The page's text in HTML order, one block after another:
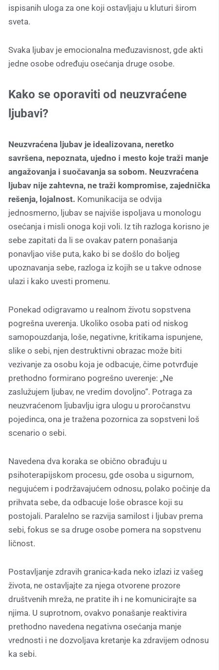
ispisanih uloga za one koji ostavljaju u kluturi širom
sveta.
Svaka ljubav je emocionalna međuzavisnost, gde akti
jedne osobe određuju osećanja druge osobe.
Kako se oporaviti od neuzvraćene
ljubavi?
Neuzvraćena ljubav je idealizovana, neretko
savršena, nepoznata, ujedno i mesto koje traži manje
angažovanja i suočavanja sa sobom. Neuzvraćena
ljubav nije zahtevna, ne traži kompromise, zajednička
rešenja, lojalnost. Komunikacija se odvija
jednosmerno, ljubav se najviše ispoljava u monologu
osećanja i misli onoga koji voli. Iz tih razloga korisno je
sebe zapitati da li se ovakav patern ponašanja
ponavljao više puta, kako bi se došlo do boljeg
upoznavanja sebe, razloga iz kojih se u takve odnose
ulazi i kako uvesti promenu.
Ponekad odigravamo u realnom životu sopstvena
pogrešna uverenja. Ukoliko osoba pati od niskog
samopouzdanja, loše, negativne, kritikama ispunjene,
slike o sebi, njen destruktivni obrazac može biti
vezivanje za osobu koja je odbacuje, čime potvrđuje
prethodno formirano pogrešno uverenje: „Ne
zaslužujem ljubav, ne vredim dovoljno“. Potraga za
neuzvraćenom ljubavlju igra ulogu u proročanstvu
pojedinca, ona je tražena pozornica za sopstveni loš
scenario o sebi.
Navedena dva koraka se obično obrađuju u
psihoterapijskom procesu, gde osoba u sigurnom,
negujućem i podržavajućem odnosu, polako počinje da
prihvata sebe, da odbacuje loše obrasce koji su
postojali. Paralelno se razvija samilost i ljubav prema
sebi, fokus se sa druge osobe pomera na sopstvenu
ličnost.
Postavljanje zdravih granica-kada neko izlazi iz vašeg
života, ne ostavljajte za njega otvorene prozore
društvenih mreža, ne pratite ih i ne komunicirajte sa
njima. U suprotnom, ovakvo ponašanje reaktivira
prethodno navedena negativna osećanja manje
vrednosti i ne dozvoljava kretanje ka zdravijem odnosu
ka sebi.